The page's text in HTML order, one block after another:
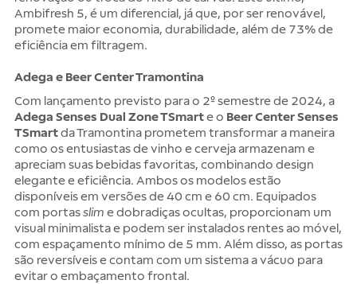
Ambifresh 5, é um diferencial, já que, por ser renovável,
promete maior economia, durabilidade, além de 73% de
eficiência em filtragem.
Adega e Beer Center Tramontina
Com lançamento previsto para o 2º semestre de 2024, a
Adega Senses Dual Zone TSmarte o Beer Center Senses
TSmartda Tramontina prometem transformar a maneira
como os entusiastas de vinho e cerveja armazenam e
apreciam suas bebidas favoritas, combinando design
elegante e eficiência. Ambos os modelos estão
disponíveis em versões de 40 cm e 60 cm. Equipados
com portasslim e dobradiças ocultas, proporcionam um
visual minimalista e podem ser instalados rentes ao móvel,
com espaçamento mínimo de 5 mm. Além disso, as portas
são reversíveis e contam com um sistema a vácuo para
evitar o embaçamento frontal.